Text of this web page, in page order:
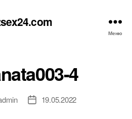
Меню
4
Дата19.05.2022